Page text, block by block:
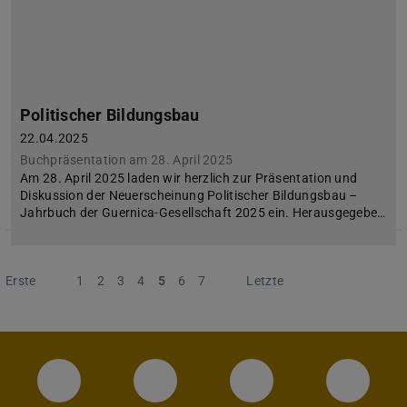
Politischer Bildungsbau
22.04.2025
Buchpräsentation am 28. April 2025
Am 28. April 2025 laden wir herzlich zur Präsentation und
Diskussion der Neuerscheinung Politischer Bildungsbau –
Jahrbuch der Guernica-Gesellschaft 2025 ein. Herausgegebe…
Erste Vorherige
1 2 3 4 5 6 7 Nächste
Letzte
Instagram-Seite des Fachbereichs
LinkedIn-Profil desFacebook-Seite